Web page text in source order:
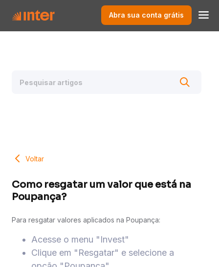
Abra sua conta grátis
Voltar
Como resgatar um valor que está na
Poupança?
Para resgatar valores aplicados na Poupança:
Acesse o menu "Invest"
Clique em "Resgatar" e selecione a